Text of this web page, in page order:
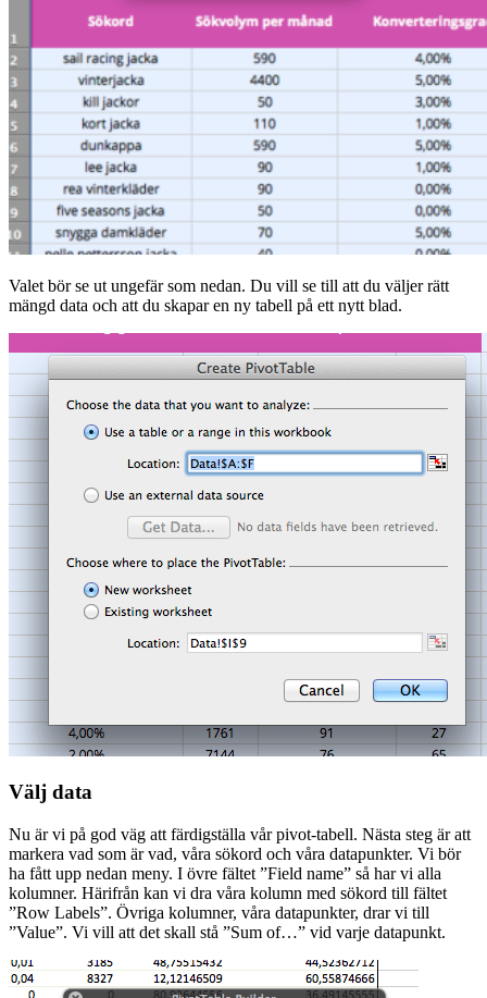
Valet bör se ut ungefär som nedan. Du vill se till att du väljer rätt
mängd data och att du skapar en ny tabell på ett nytt blad.
Välj data
Nu är vi på god väg att färdigställa vår pivot-tabell. Nästa steg är att
markera vad som är vad, våra sökord och våra datapunkter. Vi bör
ha fått upp nedan meny. I övre fältet ”Field name” så har vi alla
kolumner. Härifrån kan vi dra våra kolumn med sökord till fältet
”Row Labels”. Övriga kolumner, våra datapunkter, drar vi till
”Value”. Vi vill att det skall stå ”Sum of…” vid varje datapunkt.